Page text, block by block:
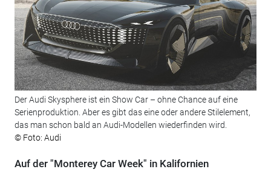
Der Audi Skysphere ist ein Show Car – ohne Chance auf eine
Serienproduktion. Aber es gibt das eine oder andere Stilelement,
das man schon bald an Audi-Modellen wiederfinden wird.
© Foto: Audi
Auf der "Monterey Car Week" in Kalifornien